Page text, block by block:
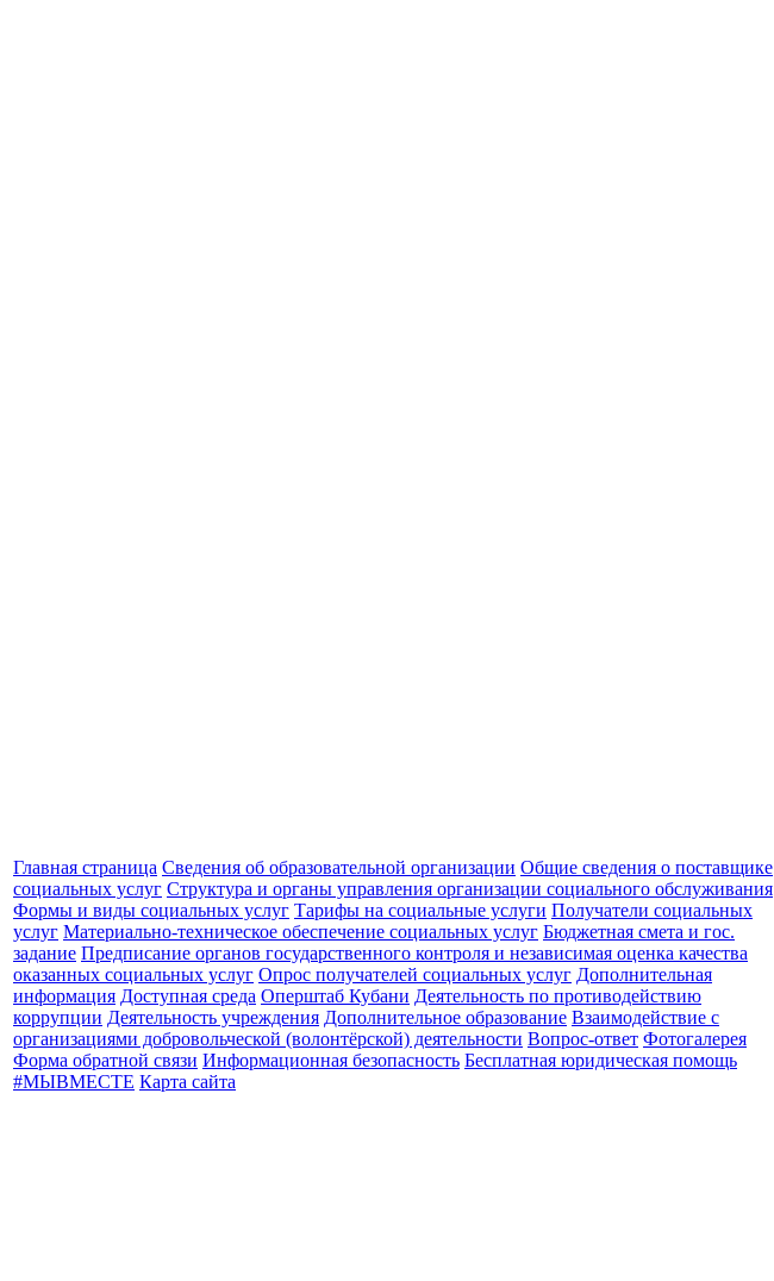
Главная страница Сведения об образовательной организации Общие сведения о поставщике
социальных услуг Структура и органы управления организации социального обслуживания
Формы и виды социальных услуг Тарифы на социальные услуги Получатели социальных
услуг Материально-техническое обеспечение социальных услуг Бюджетная смета и гос.
задание Предписание органов государственного контроля и независимая оценка качества
оказанных социальных услуг Опрос получателей социальных услуг Дополнительная
информация Доступная среда Оперштаб Кубани Деятельность по противодействию
коррупции Деятельность учреждения Дополнительное образование Взаимодействие с
организациями добровольческой (волонтёрской) деятельности Вопрос-ответ Фотогалерея
Форма обратной связи Информационная безопасность Бесплатная юридическая помощь
#МЫВМЕСТЕ Карта сайта